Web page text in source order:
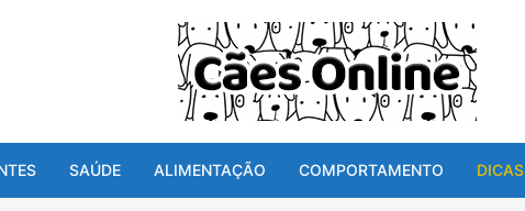
SAÚDE ALIMENTAÇÃO COMPORTAMENTO DICAS